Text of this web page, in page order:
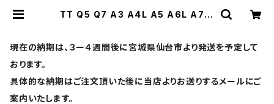
TT Q5 Q7 A3 A4L A5 A6L A7 T
オールロードクワトロ クーペ 本革 キ
ーカバー スマートキーケース 日本製
サリー ドレスアップ | UNO PER UN
O | スマートキーケース・キーカバー
現在の納期は、３ー４週間後に宮城県仙台市より発送を予定して
おります。
具体的な納期はご注文頂いた後に当店よりお送りするメールにご
案内いたします。